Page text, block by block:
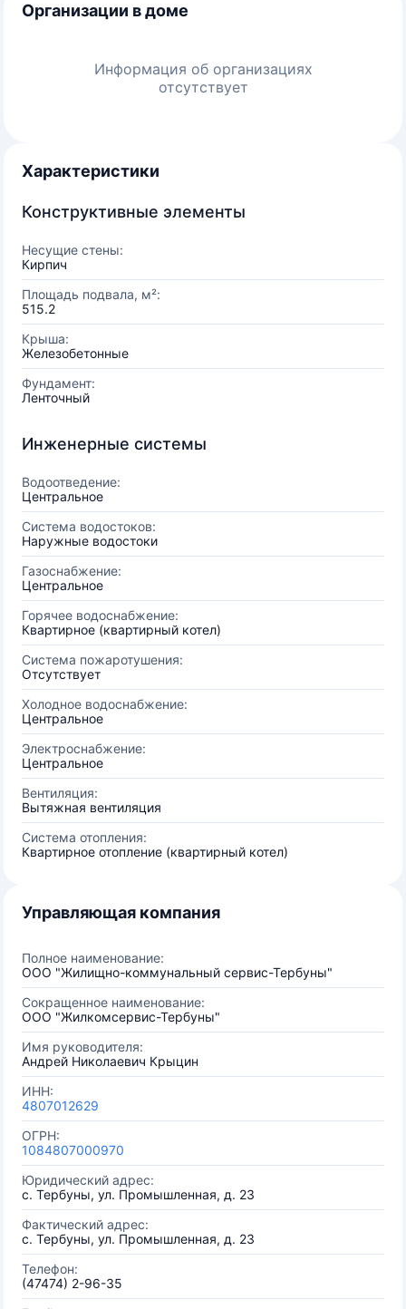
Организации в доме
Информация об организациях
отсутствует
Характеристики
Конструктивные элементы
Несущие стены:
Кирпич
Площадь подвала, м²:
515.2
Крыша:
Железобетонные
Фундамент:
Ленточный
Инженерные системы
Водоотведение:
Центральное
Система водостоков:
Наружные водостоки
Газоснабжение:
Центральное
Горячее водоснабжение:
Квартирное (квартирный котел)
Система пожаротушения:
Отсутствует
Холодное водоснабжение:
Центральное
Электроснабжение:
Центральное
Вентиляция:
Вытяжная вентиляция
Система отопления:
Квартирное отопление (квартирный котел)
Управляющая компания
Полное наименование:
ООО "Жилищно-коммунальный сервис-Тербуны"
Сокращенное наименование:
ООО "Жилкомсервис-Тербуны"
Имя руководителя:
Андрей Николаевич Крыцин
ИНН:
4807012629
ОГРН:
1084807000970
Юридический адрес:
с. Тербуны, ул. Промышленная, д. 23
Фактический адрес:
с. Тербуны, ул. Промышленная, д. 23
Телефон:
(47474) 2-96-35